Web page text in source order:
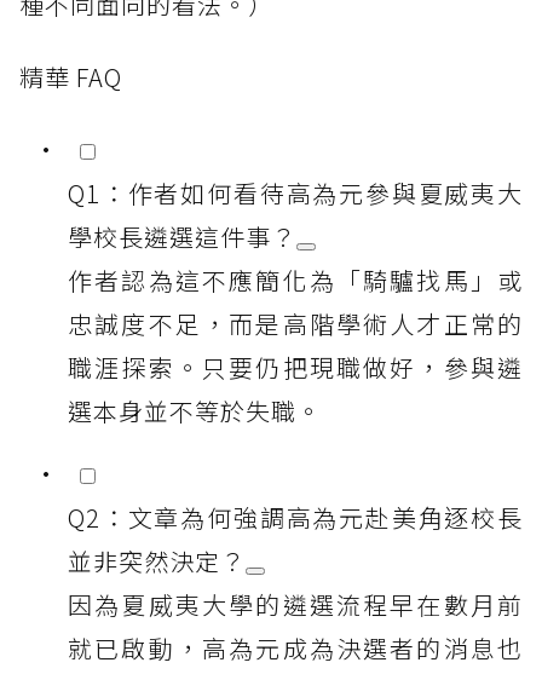
精華 FAQ
Q1：作者如何看待高為元參與夏威夷大
學校長遴選這件事？
作者認為這不應簡化為「騎驢找馬」或
忠誠度不足，而是高階學術人才正常的
職涯探索。只要仍把現職做好，參與遴
選本身並不等於失職。
Q2：文章為何強調高為元赴美角逐校長
並非突然決定？
因為夏威夷大學的遴選流程早在數月前
就已啟動，高為元成為決選者的消息也